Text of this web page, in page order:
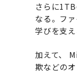
さらに
なる。フ
学びを支え
加えて、
欺などの